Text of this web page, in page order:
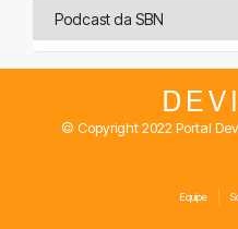
Podcast da SBN
© Copyright 2022 Portal
Equipe